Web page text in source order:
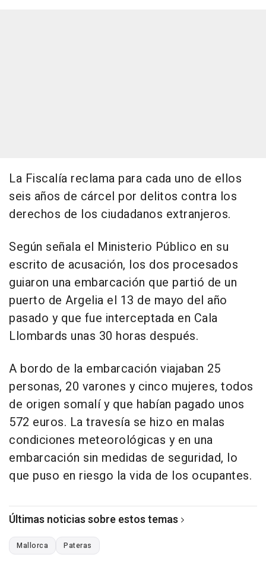
La Fiscalía reclama para cada uno de ellos
seis años de cárcel por delitos contra los
derechos de los ciudadanos extranjeros.
Según señala el Ministerio Público en su
escrito de acusación, los dos procesados
guiaron una embarcación que partió de un
puerto de Argelia el 13 de mayo del año
pasado y que fue interceptada en Cala
Llombards unas 30 horas después.
A bordo de la embarcación viajaban 25
personas, 20 varones y cinco mujeres, todos
de origen somalí y que habían pagado unos
572 euros. La travesía se hizo en malas
condiciones meteorológicas y en una
embarcación sin medidas de seguridad, lo
que puso en riesgo la vida de los ocupantes.
Últimas noticias sobre estos temas
Mallorca Pateras